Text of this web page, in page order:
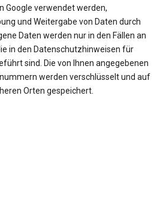
Google verwendet werden,
und Weitergabe von Daten durch
Daten werden nur in den Fällen an
in den Datenschutzhinweisen für
sind. Die von Ihnen angegebenen
werden verschlüsselt und auf
Orten gespeichert.